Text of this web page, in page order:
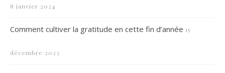
8 janvier 2024
Comment cultiver la gratitude en cette fin d’année 15
décembre 2023